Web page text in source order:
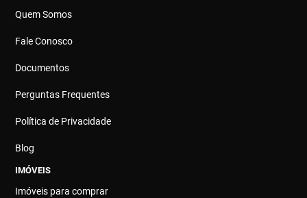
Quem Somos
Fale Conosco
Documentos
Perguntas Frequentes
Política de Privacidade
Blog
IMÓVEIS
Imóveis para comprar